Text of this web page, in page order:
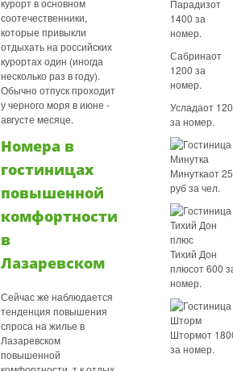
курорт в основном
соотечественники,
которые привыкли
отдыхать на российских
курортах один (иногда
несколько раз в году).
Обычно отпуск проходит
у черного моря в июне -
августе месяце.
Номера в
гостиницах
повышенной
комфортности
в
Лазаревском
Сейчас же наблюдается
тенденция повышения
спроса на жилье в
Лазаревском
повышенной
Парадизот
1400 за
номер.
Сабринаот
1200 за
номер.
Усладаот
за номер.
Минуткаот
руб за чел.
Тихий Дон
плюсот 600
номер.
Штормот
за номер.